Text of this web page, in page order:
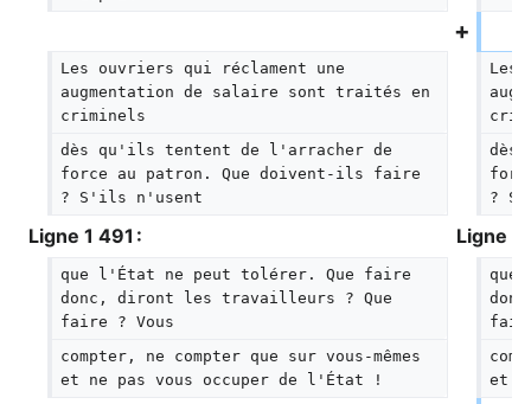
Les ouvriers qui réclament une
augmentation de salaire sont traités en
criminels
Les
dès qu'ils tentent de l'arracher de
force au patron. Que doivent-ils faire
? S'ils n'usent
dès
?
Ligne 1 491 : Ligne 1
que l'État ne peut tolérer. Que faire
donc, diront les travailleurs ? Que
faire ? Vous
compter, ne compter que sur vous-mêmes
et ne pas vous occuper de l'État !
et